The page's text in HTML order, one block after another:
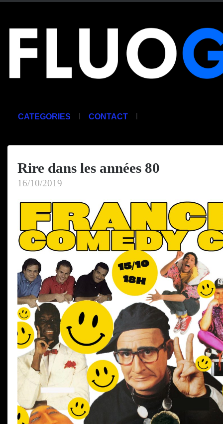
CATEGORIES | CONTACT |
Rire dans les années 80
16/10/2019